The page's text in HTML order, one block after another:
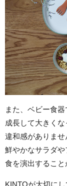
また、ベビー食
成長して大きく
違和感がありま
鮮やかなサラダ
食を演出すること